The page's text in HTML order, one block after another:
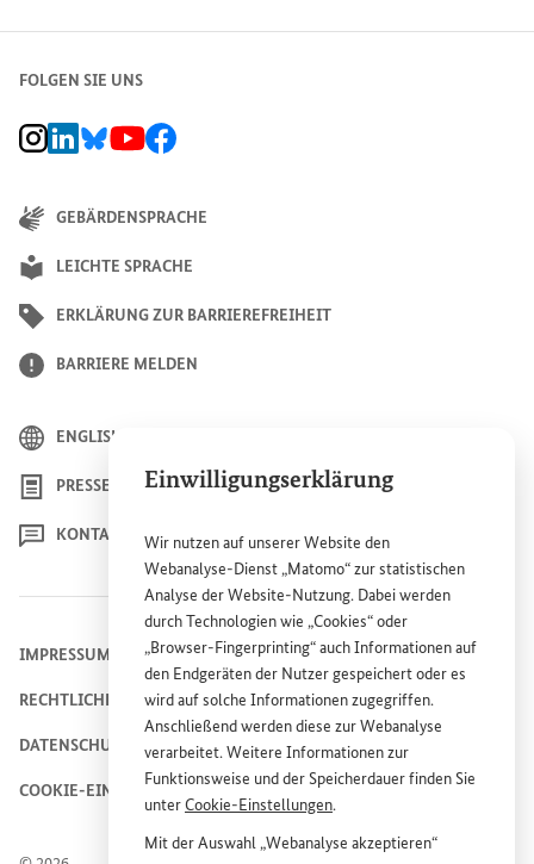
Einwilligungserklärung
Wir nutzen auf unsererWebsite den
Webanalyse-Dienst „Matomo“ zur statistischen
Analyse derWebsite-Nutzung. Dabei werden
durch Technologien wie „Cookies“ oder
„Browser-Fingerprinting“ auch Informationen auf
den Endgeräten der Nutzer gespeichert oder es
wird auf solche Informationen zugegriffen.
Anschließend werden diese zur Webanalyse
verarbeitet. Weitere Informationen zur
Funktionsweise und der Speicherdauer finden Sie
unterCookie-Einstellungen.
Mit der Auswahl „Webanalyse akzeptieren“
FOLGEN SIE UNS
BMZ Instagram-Kanal, Externer Link
BMZ LinkedIn Unternehmensseite, Externer Link
BMZ Bluesky-Seite, Externer Link
BMZ Youtube-Kanal, Externer Link
BMZ Facebook-Seite, Externer Link
GEBÄRDENSPRACHE
LEICHTE SPRACHE
ERKLÄRUNG ZUR BARRIEREFREIHEIT
BARRIERE MELDEN
ENGLISH
PRESSE
KONTAKT
IMPRESSUM
RECHTLICHE HINWEISE
DATENSCHUTZHINWEIS
COOKIE-EINSTELLUNGEN